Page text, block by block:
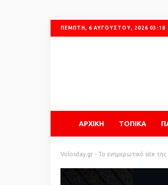
ΠΈΜΠΤΗ, 6 ΑΥΓΟΎΣΤΟΥ, 2026 03:18
ΑΡΧΙΚΗ ΤΟΠΙΚΑ
Volosday.gr - Το ενημερωτικό site της